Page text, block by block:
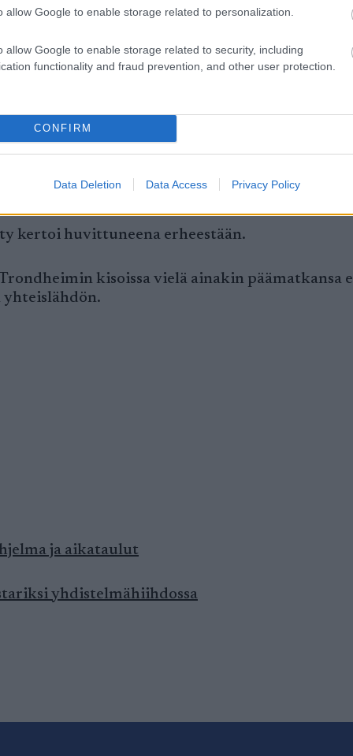
allow Google to enable storage related to personalization.
allow Google to enable storage related to security, including
functionality and fraud prevention, and other user protection.
CONFIRM
Data Deletion Data Access Privacy Policy
Lylynperä vakuutti.
Hän ei yllättynyt alusta alkaen
tuli kuitenkin pieni kömmähdys
perinteisen reitille ja joutui palaamaan pienen
kertoi huvittuneena erheestään.
kisoissa vielä ainakin päämatkansa
ja aikataulut
yhdistelmähiihdossa